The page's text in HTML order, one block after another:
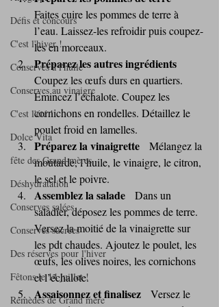
Défis et concours
C'est l'hiver !
Conserves à l'huile
Conserves au vinaigre
C'est l'été !
Dolce Vita
fête des Grand mères
Déshydratation
Conserves salées
Conserves sucrées
Des réserves pour l'hiver
Fêtons le 14 juillet !
Remèdes de Grand mère
Faites cuire les pommes de terre à
l’eau. Laissez-les refroidir puis coupez-
les en morceaux.
Préparez les autres ingrédients
Coupez les œufs durs en quartiers.
Émincez l’échalote. Coupez les
cornichons en rondelles. Détaillez le
poulet froid en lamelles.
Préparez la vinaigrette Mélangez la
moutarde, l’huile, le vinaigre, le citron,
le sel et le poivre.
Assemblez la salade Dans un
saladier, déposez les pommes de terre.
Versez la moitié de la vinaigrette sur
les pdt chaudes. Ajoutez le poulet, les
œufs, les olives noires, les cornichons
et l’échalote.
Assaisonnez et finalisez Versez le